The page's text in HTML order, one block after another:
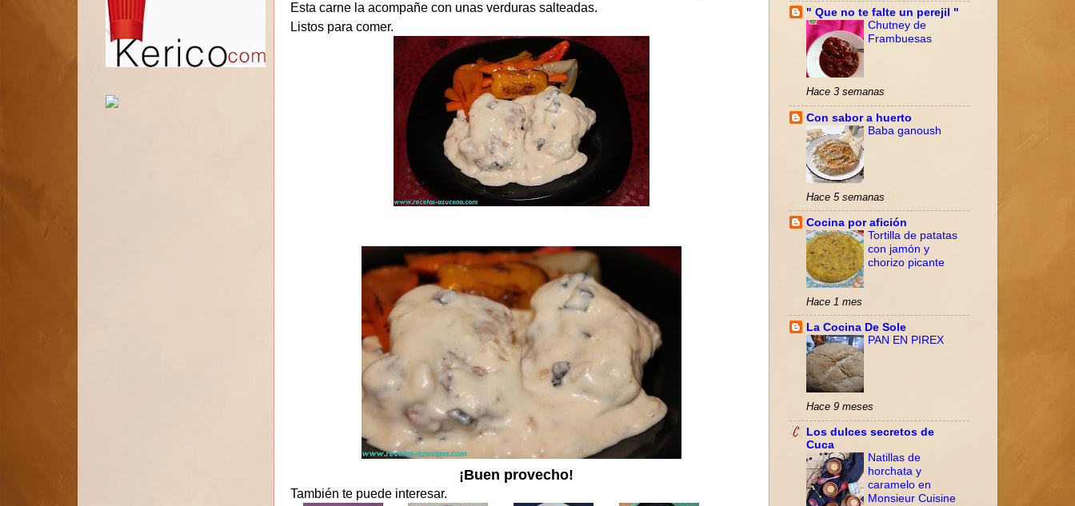
Esta carne la acompañe con unas verduras salteadas.
Listos para comer.
¡Buen provecho!
También te puede interesar.
" Que no te falte un perejil "
Chutney de
Frambuesas
Hace 3 semanas
Con sabor a huerto
Baba ganoush
Hace 5 semanas
Cocina por afición
Tortilla de patatas
con jamón y
chorizo picante
Hace 1 mes
La Cocina De Sole
PAN EN PIREX
Hace 9 meses
Los dulces secretos de
Cuca
Natillas de
horchata y
caramelo en
Monsieur Cuisine